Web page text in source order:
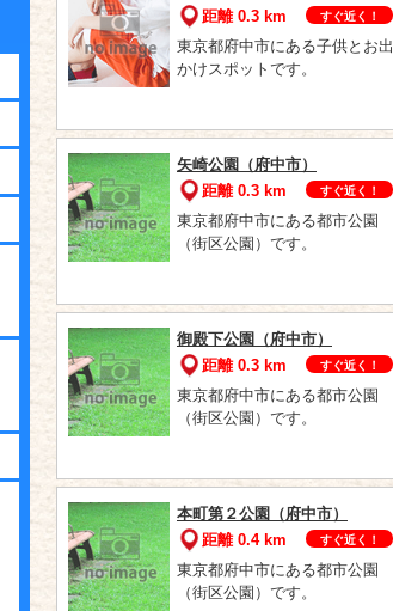
距離 0.3 km
すぐ近く！
東京都府中市にある子供とお出
かけスポットです。
矢崎公園（府中市）
距離 0.3 km
すぐ近く！
東京都府中市にある都市公園
（街区公園）です。
御殿下公園（府中市）
距離 0.3 km
すぐ近く！
東京都府中市にある都市公園
（街区公園）です。
本町第２公園（府中市）
距離 0.4 km
すぐ近く！
東京都府中市にある都市公園
（街区公園）です。